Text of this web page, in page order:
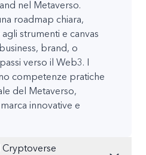
nel Metaverso.
roadmap chiara,
strumenti e canvas
brand, o
verso il Web3. I
competenze pratiche
del Metaverso,
innovative e
Cryptoverse